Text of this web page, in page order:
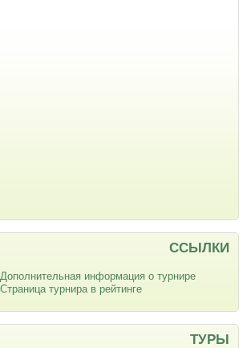
ССЫЛКИ
Дополнительная информация о турнире
Страница турнира в рейтинге
ТУРЫ